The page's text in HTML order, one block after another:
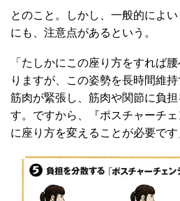
とのこと。しかし、一般的によ
にも、注意点があるという。
「たしかにこの座り方をすれば
りますが、この姿勢を長時間維
筋肉が緊張し、筋肉や関節に負
す。ですから、『ポスチャーチ
に座り方を変えることが必要です